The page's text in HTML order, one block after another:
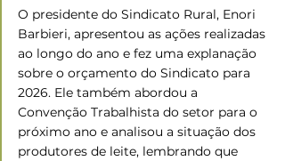
O presidente do Sindicato Rural, Enori
Barbieri, apresentou as ações realizadas
ao longo do ano e fez uma explanação
sobre o orçamento do Sindicato para
2026. Ele também abordou a
Convenção Trabalhista do setor para o
próximo ano e analisou a situação dos
produtores de leite, lembrando que